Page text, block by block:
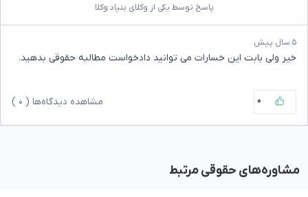
پاسخ توسط یکی از وکلای بنیاد وکلا
۵ سال پیش
خیر ولی بابت این خسارات می توانید دادخواست مطالبه حقوقی بدهید.
۰ مشاهده دیدگاه‌ها ( ۰
مشاوره‌های حقوقی مرتبط